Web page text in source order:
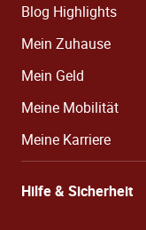
Blog Highlights
Mein Zuhause
Mein Geld
Meine Mobilität
Meine Karriere
Hilfe & Sicherheit